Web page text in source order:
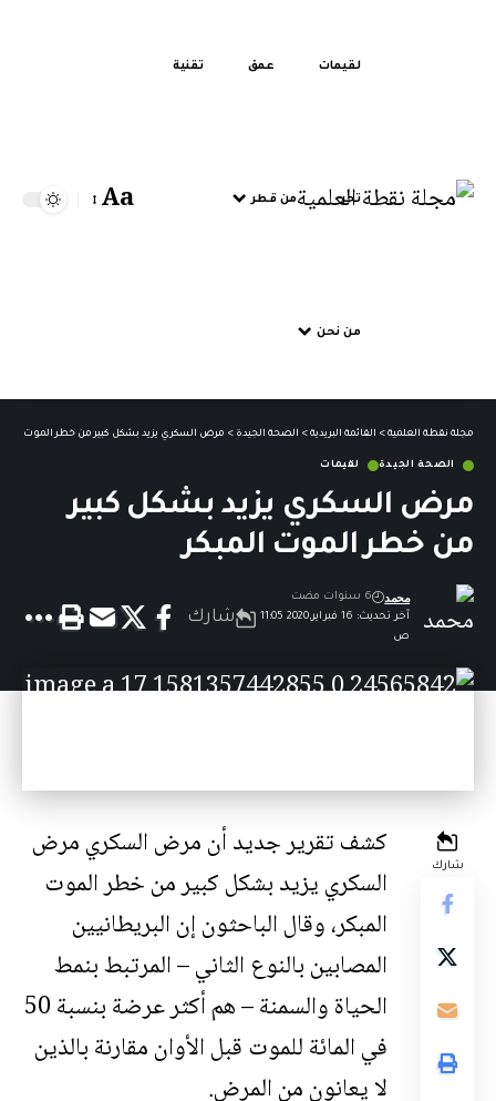
لقيمات عمق تقنية
تحر من قطر
من نحن
Aa
مجلة نقطة العلمية > القائمة البريدية > الصحة الجيدة > مرض السكري يزيد بشكل كبير من خطر الموت
الصحة الجيدة لقيمات
مرض السكري يزيد بشكل كبير
من خطر الموت المبكر
آخر تحديث: 16 فبراير,2020 11:05
ص
محمد 6 سنوات مضت
شارك
شارك
كشف تقرير جديد أن مرض السكري مرض
السكري يزيد بشكل كبير من خطرالموت
المبكر، وقال الباحثون إن البريطانيين
المصابين بالنوع الثاني – المرتبط بنمط
الحياة والسمنة – هم أكثر عرضة بنسبة 50
في المائة للموت قبل الأوان مقارنة بالذين
لا يعانون من المرض.